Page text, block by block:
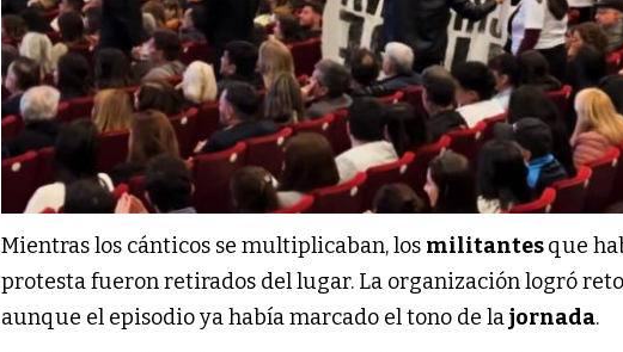
Mientras los cánticos se multiplicaban, los militantesque
protesta fueron retirados del lugar. La organización logró
aunque el episodio ya había marcado el tono de lajornada.